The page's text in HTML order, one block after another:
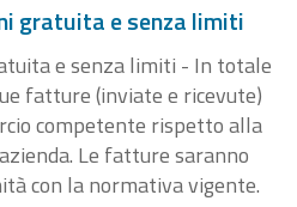
gratuita e senza limiti
e senza limiti - In totale
fatture (inviate e ricevute)
competente rispetto alla
Le fatture saranno
con la normativa vigente.